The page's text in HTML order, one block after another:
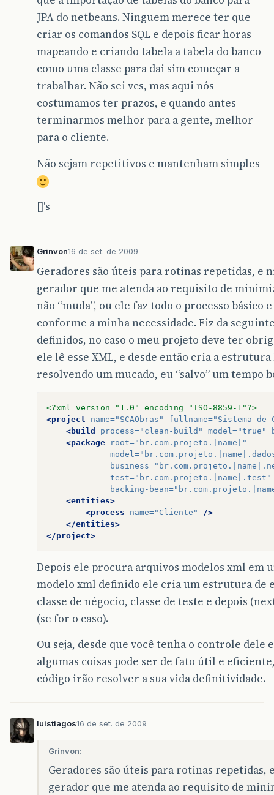
JPA do netbeans. Ninguem merece ter que
criar os comandos SQL e depois ficar horas
mapeando e criando tabela a tabela do banco
como uma classe para dai sim começar a
trabalhar. Não sei vcs, mas aqui nós
costumamos ter prazos, e quando antes
terminarmos melhor para a gente, melhor
para o cliente.
Não sejam repetitivos e mantenham simples
[]'s
Grinvon16 de set. de 2009
Geradores são úteis para rotinas repetidas, e
gerador que me atenda ao requisito de
não “muda”, ou ele faz todo o processo básico
conforme a minha necessidade. Fiz da
definidos, no caso o meu projeto deve ter
ele lê esse XML, e desde então cria a
resolvendo um mucado, eu “salvo” um tempo
<?xml version="1.0" encoding="ISO-8859-1"?>
<project
name="SCAObras" fullname="Sistema de
<build
process="clean-build" model="true"
<package
root="br.com.projeto.|name|"
model=
business=
test="br.com.projeto.|name|.test"
backing-bean=
<entities>
<process
name="Cliente"
/>
</entities>
</project>
Depois ele procura arquivos modelos xml em
modelo xml definido ele cria um estrutura de
classe de négocio, classe de teste e depois
(se for o caso).
Ou seja, desde que você tenha o controle dele
algumas coisas pode ser de fato útil e
código irão resolver a sua vida definitividade.
luistiagos16 de set. de 2009
Grinvon:
Geradores são úteis para rotinas repetidas,
gerador que me atenda ao requisito de